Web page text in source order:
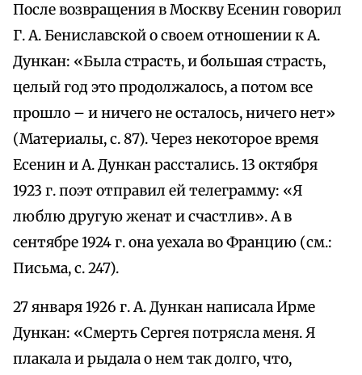
После возвращения в Москву Есенин говорил
Г. А. Бениславской о своем отношении к А.
Дункан: «Была страсть, и большая страсть,
целый год это продолжалось, а потом все
прошло – и ничего не осталось, ничего нет»
(Материалы, с. 87). Через некоторое время
Есенин и А. Дункан расстались. 13 октября
1923 г. поэт отправил ей телеграмму: «Я
люблю другую женат и счастлив». А в
сентябре 1924 г. она уехала во Францию (см.:
Письма, с. 247).
27 января 1926 г. А. Дункан написала Ирме
Дункан: «Смерть Сергея потрясла меня. Я
плакала и рыдала о нем так долго, что,